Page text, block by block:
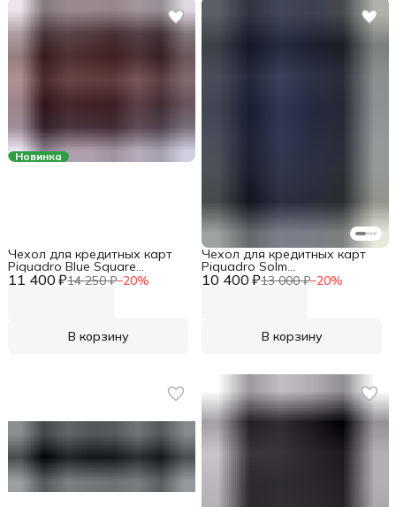
Новинка
11 400 ₽14 250 ₽−20%
Чехол для кредитных карт
Piquadro Blue Square
PP4822B2R/MO коричневый
В корзину
10 400 ₽13 000 ₽−20%
Чехол для кредитных карт
Piquadro Solm
PP5585S141R/CU табачный
В корзину